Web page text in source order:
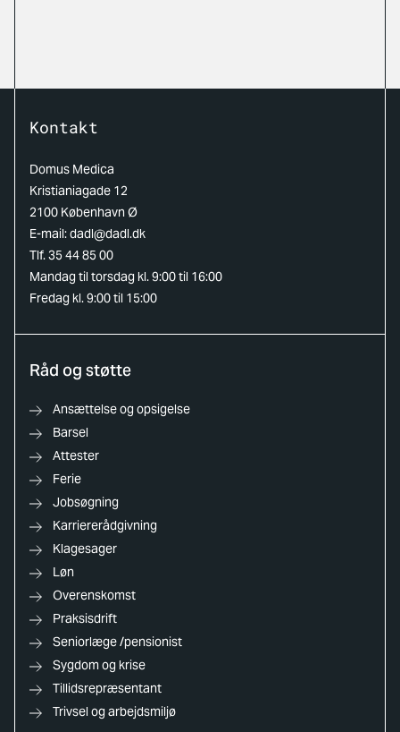
Kontakt
Domus Medica
Kristianiagade 12
2100 København Ø
E-mail:dadl@dadl.dk
Tlf. 35 44 85 00
Mandag til torsdag kl. 9:00 til 16:00
Fredag kl. 9:00 til 15:00
Råd og støtte
Ansættelse og opsigelse
Barsel
Attester
Ferie
Jobsøgning
Karriererådgivning
Klagesager
Løn
Overenskomst
Praksisdrift
Seniorlæge /pensionist
Sygdom og krise
Tillidsrepræsentant
Trivsel og arbejdsmiljø